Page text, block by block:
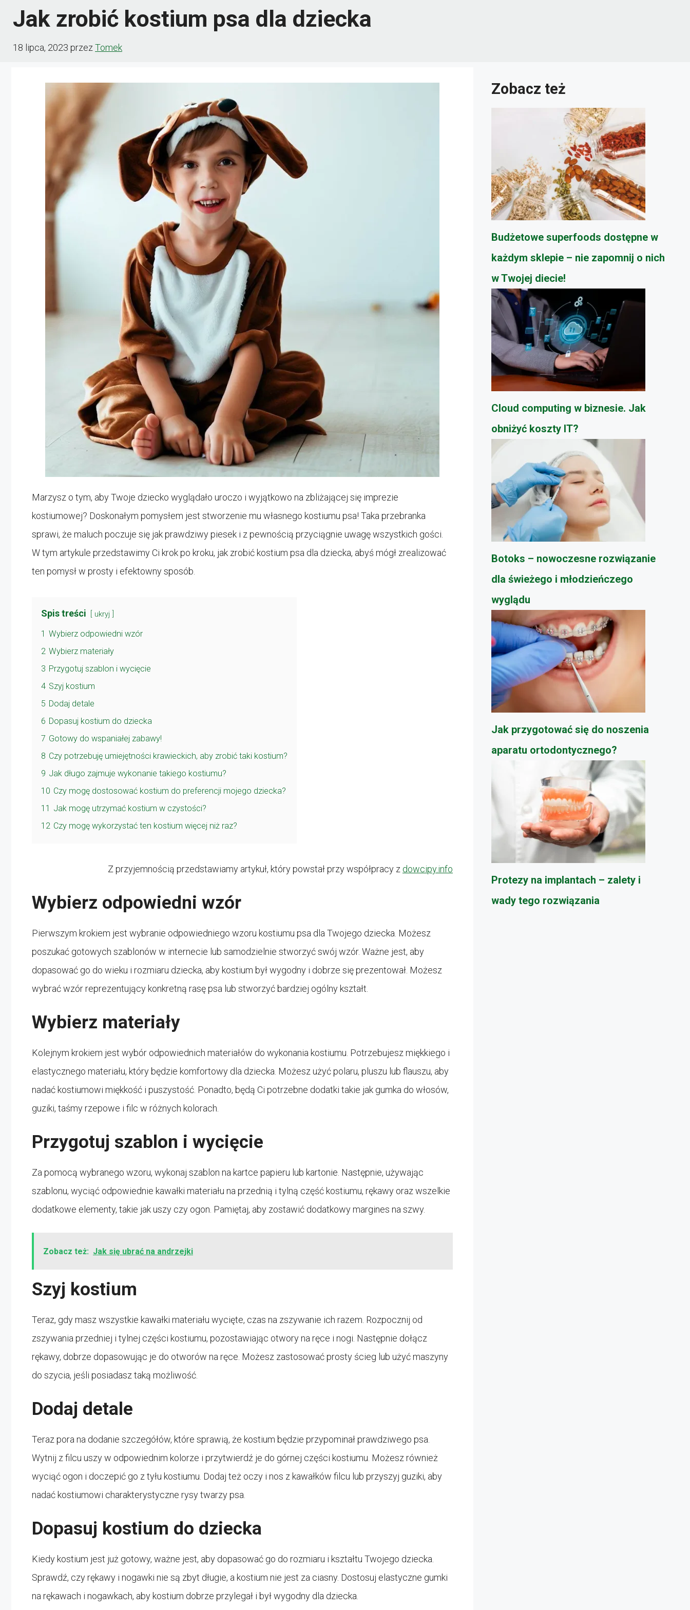
Jak zrobić kostium psa dla dziecka
18 lipca, 2023 przez Tomek
Marzysz o tym, aby Twoje dziecko wyglądało uroczo i wyjątkowo na zbliżającej się imprezie
kostiumowej? Doskonałym pomysłem jest stworzenie mu własnego kostiumu psa! Taka przebranka
sprawi, że maluch poczuje się jak prawdziwy piesek i z pewnością przyciągnie uwagę wszystkich gości.
W tym artykule przedstawimy Ci krok po kroku, jak zrobić kostium psa dla dziecka, abyś mógł zrealizować
ten pomysł w prosty i efektowny sposób.
Spis treści ukryj
1 Wybierz odpowiedni wzór
2 Wybierz materiały
3 Przygotuj szablon i wycięcie
4 Szyj kostium
5 Dodaj detale
6 Dopasuj kostium do dziecka
7 Gotowy do wspaniałej zabawy!
8 Czy potrzebuję umiejętności krawieckich, aby zrobić taki kostium?
9 Jak długo zajmuje wykonanie takiego kostiumu?
10 Czy mogę dostosować kostium do preferencji mojego dziecka?
11 Jak mogę utrzymać kostium w czystości?
12 Czy mogę wykorzystać ten kostium więcej niż raz?
Z przyjemnością przedstawiamy artykuł, który powstał przy współpracy z dowcipy.info
Wybierz odpowiedni wzór
Pierwszym krokiem jest wybranie odpowiedniego wzoru kostiumu psa dla Twojego dziecka. Możesz
poszukać gotowych szablonów w internecie lub samodzielnie stworzyć swój wzór. Ważne jest, aby
dopasować go do wieku i rozmiaru dziecka, aby kostium był wygodny i dobrze się prezentował. Możesz
wybrać wzór reprezentujący konkretną rasę psa lub stworzyć bardziej ogólny kształt.
Wybierz materiały
Kolejnym krokiem jest wybór odpowiednich materiałów do wykonania kostiumu. Potrzebujesz miękkiego i
elastycznego materiału, który będzie komfortowy dla dziecka. Możesz użyć polaru, pluszu lub flauszu, aby
nadać kostiumowi miękkość i puszystość. Ponadto, będą Ci potrzebne dodatki takie jak gumka do włosów,
guziki, taśmy rzepowe i filc w różnych kolorach.
Przygotuj szablon i wycięcie
Za pomocą wybranego wzoru, wykonaj szablon na kartce papieru lub kartonie. Następnie, używając
szablonu, wyciąć odpowiednie kawałki materiału na przednią i tylną część kostiumu, rękawy oraz wszelkie
dodatkowe elementy, takie jak uszy czy ogon. Pamiętaj, aby zostawić dodatkowy margines na szwy.
Zobacz też: Jak się ubrać na andrzejki
Szyj kostium
Teraz, gdy masz wszystkie kawałki materiału wycięte, czas na zszywanie ich razem. Rozpocznij od
zszywania przedniej i tylnej części kostiumu, pozostawiając otwory na ręce i nogi. Następnie dołącz
rękawy, dobrze dopasowując je do otworów na ręce. Możesz zastosować prosty ścieg lub użyć maszyny
do szycia, jeśli posiadasz taką możliwość.
Dodaj detale
Teraz pora na dodanie szczegółów, które sprawią, że kostium będzie przypominał prawdziwego psa.
Wytnij z filcu uszy w odpowiednim kolorze i przytwierdź je do górnej części kostiumu. Możesz również
wyciąć ogon i doczepić go z tyłu kostiumu. Dodaj też oczy i nos z kawałków filcu lub przyszyj guziki, aby
nadać kostiumowi charakterystyczne rysy twarzy psa.
Dopasuj kostium do dziecka
Kiedy kostium jest już gotowy, ważne jest, aby dopasować go do rozmiaru i kształtu Twojego dziecka.
Sprawdź, czy rękawy i nogawki nie są zbyt długie, a kostium nie jest za ciasny. Dostosuj elastyczne gumki
na rękawach i nogawkach, aby kostium dobrze przylegał i był wygodny dla dziecka.
Zobacz też
Budżetowe superfoods dostępne w
każdym sklepie – nie zapomnij o nich
w Twojej diecie!
Cloud computing w biznesie. Jak
obniżyć koszty IT?
Botoks – nowoczesne rozwiązanie
dla świeżego i młodzieńczego
wyglądu
Jak przygotować się do noszenia
aparatu ortodontycznego?
Protezy na implantach – zalety i
wady tego rozwiązania